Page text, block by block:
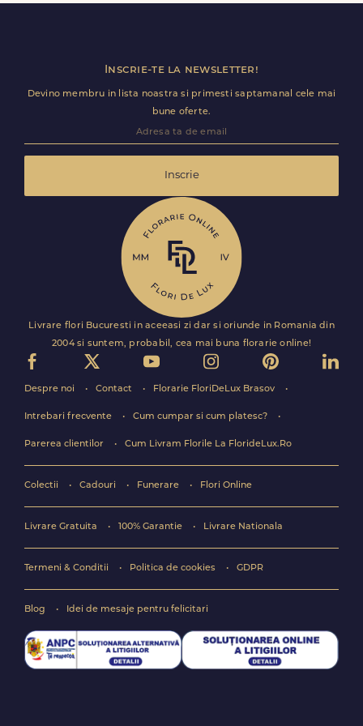
disponibile. Florile sunt livrate rapid, direct de curierii
Inscrie-te la newsletter!
Devino membru in lista noastra si primesti saptamanal cele mai
bune oferte.
Inscrie
Livrare flori Bucuresti in aceeasi zi dar si oriunde in Romania din
2004 si suntem, probabil, cea mai buna florarie online!
Despre noi Contact Florarie FloriDeLux Brasov
Intrebari frecvente Cum cumpar si cum platesc?
Parerea clientilor Cum Livram Florile La FlorideLux.Ro
Colectii Cadouri Funerare Flori Online
Livrare Gratuita 100% Garantie Livrare Nationala
Termeni & Conditii Politica de cookies GDPR
Blog Idei de mesaje pentru felicitari